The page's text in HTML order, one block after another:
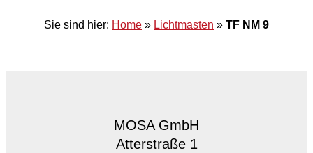
Sie sind hier: Home » Lichtmasten » TF NM 9
MOSA GmbH
Atterstraße 1